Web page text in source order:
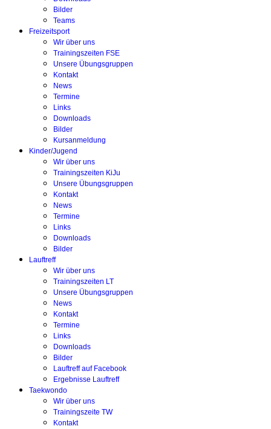
Bilder
Teams
Freizeitsport
Wir über uns
Trainingszeiten FSE
Unsere Übungsgruppen
Kontakt
News
Termine
Links
Downloads
Bilder
Kursanmeldung
Kinder/Jugend
Wir über uns
Trainingszeiten KiJu
Unsere Übungsgruppen
Kontakt
News
Termine
Links
Downloads
Bilder
Lauftreff
Wir über uns
Trainingszeiten LT
Unsere Übungsgruppen
News
Kontakt
Termine
Links
Downloads
Bilder
Lauftreff auf Facebook
Ergebnisse Lauftreff
Taekwondo
Wir über uns
Trainingszeite TW
Kontakt